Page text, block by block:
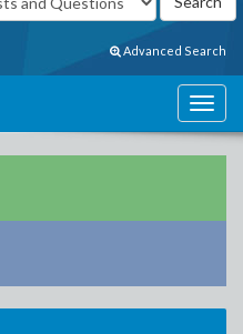
Advanced Search